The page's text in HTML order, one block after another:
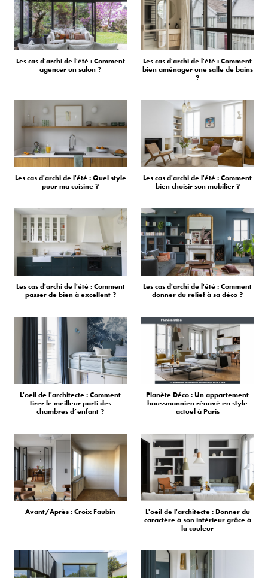
Les cas d'archi de l'été : Comment
agencer un salon ?
Les cas d'archi de l'été : Comment
bien aménager une salle de bains
?
Les cas d'archi de l'été : Quel style
pour ma cuisine ?
Les cas d'archi de l'été : Comment
bien choisir son mobilier ?
Les cas d'archi de l'été : Comment
passer de bien à excellent ?
Les cas d'archi de l'été : Comment
donner du relief à sa déco ?
L'oeil de l'architecte : Comment
tirer le meilleur parti des
chambres d’enfant ?
Planète Déco : Un appartement
haussmannien rénové en style
actuel à Paris
Avant/Après : Croix Faubin
L'oeil de l'architecte : Donner du
caractère à son intérieur grâce à
la couleur